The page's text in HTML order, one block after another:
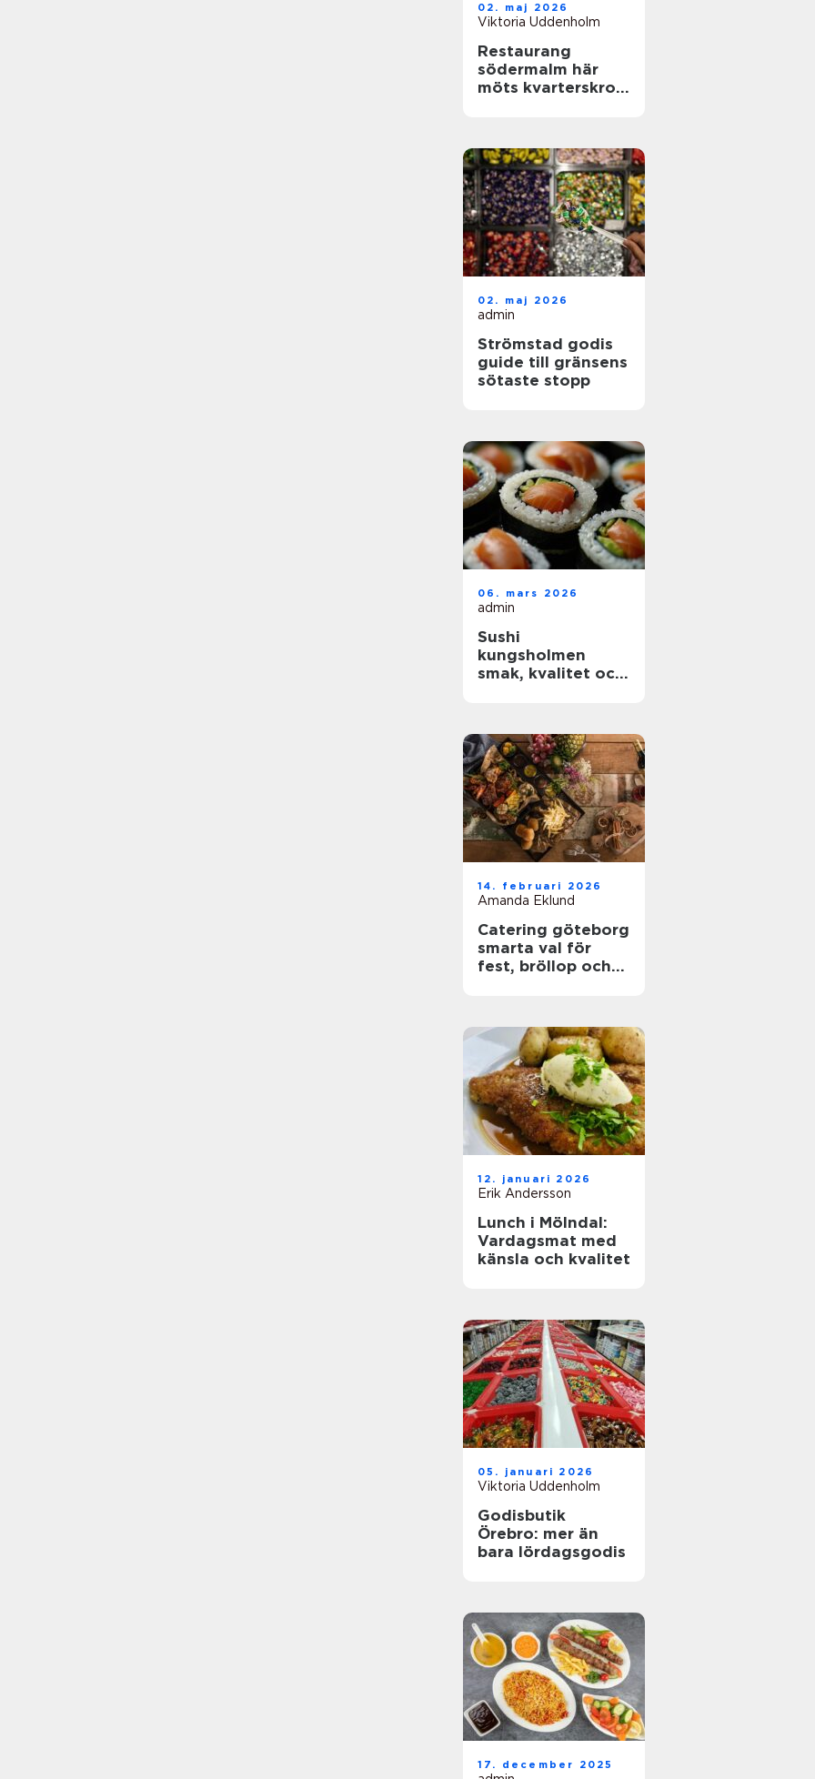
02. maj 2026
Viktoria Uddenholm
Restaurang
södermalm här
möts kvarterskrog
02. maj 2026
admin
Strömstad godis
guide till gränsens
sötaste stopp
06. mars 2026
admin
Sushi
kungsholmen
smak, kvalitet och
14. februari 2026
Amanda Eklund
Catering göteborg
smarta val för
fest, bröllop och
12. januari 2026
Erik Andersson
Lunch i Mölndal:
Vardagsmat med
känsla och kvalitet
05. januari 2026
Viktoria Uddenholm
Godisbutik
Örebro: mer än
bara lördagsgodis
17. december 2025